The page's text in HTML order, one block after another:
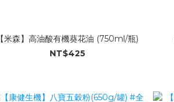
【米森】高油酸有機葵花油 (750ml/瓶)
NT$425